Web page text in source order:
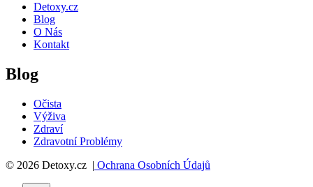
Detoxy.cz
Blog
O Nás
Kontakt
Blog
Očista
Výživa
Zdraví
Zdravotní Problémy
© 2026 Detoxy.cz | Ochrana Osobních Údajů